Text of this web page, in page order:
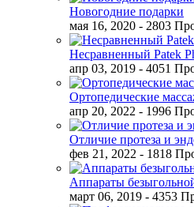
Новогодние подарки
мая 16, 2020 - 2803
Несравненный Patek
апр 03, 2019 - 4051
Ортопедические
апр 20, 2022 - 1996
Отличие протеза и
фев 21, 2022 - 1818
Аппараты
март 06, 2019 - 4353